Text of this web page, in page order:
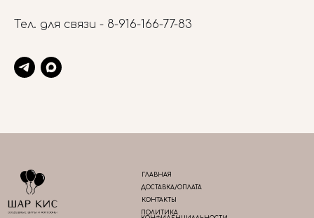
Тел. для связи - 8-916-166-77-83
ГЛАВНАЯ
ДОСТАВКА/ОПЛАТА
КОНТАКТЫ
ПОЛИТИКА